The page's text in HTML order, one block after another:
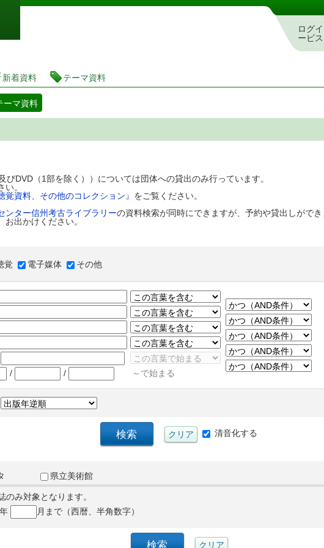
図書館 蔵書検索・予約システム
ログ
ービ
新着資料 テーマ資料
ーマ資料
DVD（1部を除く））については団体への貸出のみ行っています。
。
覚資料、その他のコレクション』 をご覧ください。
ンター信州考古ライブラリーの資料検索が同時にできますが、予約や貸出しができ
出かけください。
覚 電子媒体 その他
/ / ～で始まる
清音化する
県立美術館
み対象となります。
年 月まで（西暦、半角数字）